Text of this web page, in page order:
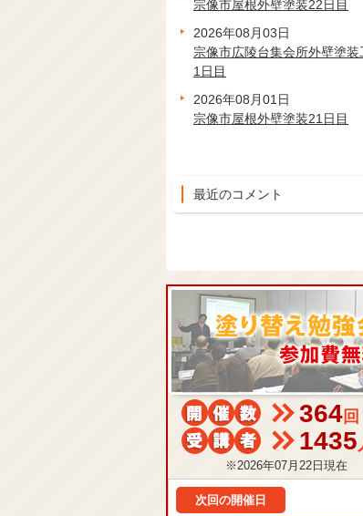
宗像市屋根外壁塗装22日目
2026年08月03日
宗像市広陵台集会所外壁塗装
1日目
2026年08月01日
宗像市屋根外壁塗装21日目
最近のコメント
364回
1435
※2026年07月22日現在
次回の開催日